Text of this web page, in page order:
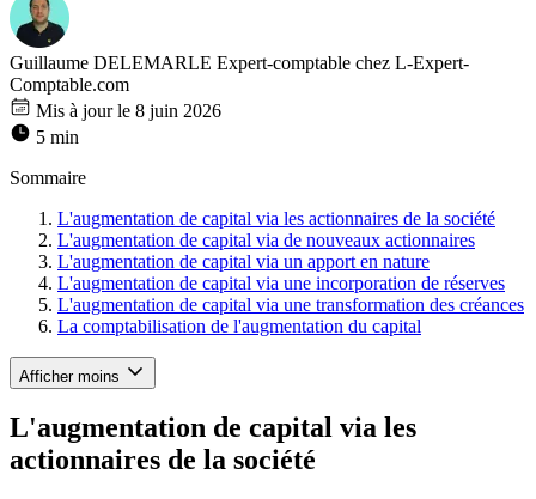
Guillaume DELEMARLE Expert-comptable chez L-Expert-
Comptable.com
Mis à jour le 8 juin 2026
5 min
Sommaire
L'augmentation de capital via les actionnaires de la société
L'augmentation de capital via de nouveaux actionnaires
L'augmentation de capital via un apport en nature
L'augmentation de capital via une incorporation de réserves
L'augmentation de capital via une transformation des créances
La comptabilisation de l'augmentation du capital
Afficher moins
L'augmentation de capital via les
actionnaires de la société